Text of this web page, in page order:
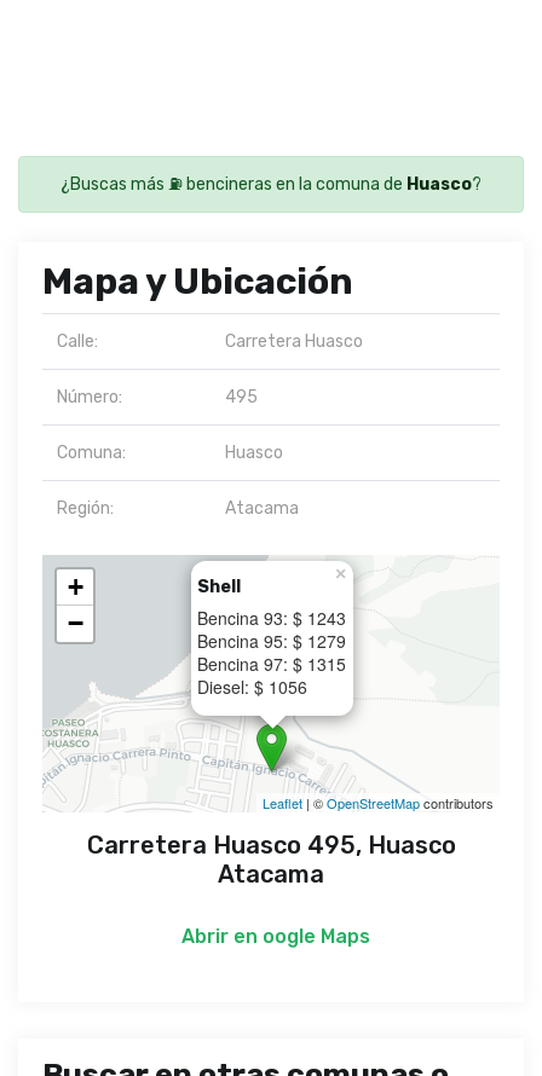
¿Buscas más ⛽ bencineras en la comuna de Huasco?
Mapa y Ubicación
Calle: Carretera Huasco
Número: 495
Comuna: Huasco
Región: Atacama
Shell
Bencina 93: $ 1243
Bencina 95: $ 1279
Bencina 97: $ 1315
Diesel: $ 1056
×
+
−
Leaflet | ©OpenStreetMapcontributors
Carretera Huasco 495, Huasco
Atacama
Abrir en oogle Maps